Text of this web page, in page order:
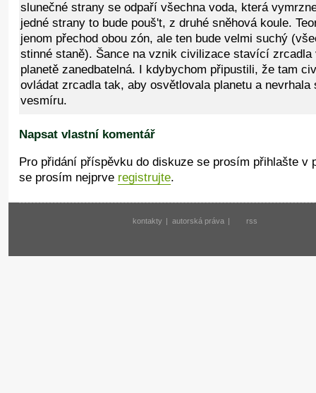
slunečné strany se odpaří všechna voda, která
jedné strany to bude pouš't, z druhé sněhová koule.
jenom přechod obou zón, ale ten bude velmi suchý
stinné staně). Šance na vznik civilizace stavící zrcadla
planetě zanedbatelná. I kdybychom připustili, že tam
ovládat zrcadla tak, aby osvětlovala planetu a nevrhala
vesmíru.
Napsat vlastní komentář
Pro přidání příspěvku do diskuze se prosím přihlašte v
se prosím nejprve registrujte.
kontakty | autorská práva | rss